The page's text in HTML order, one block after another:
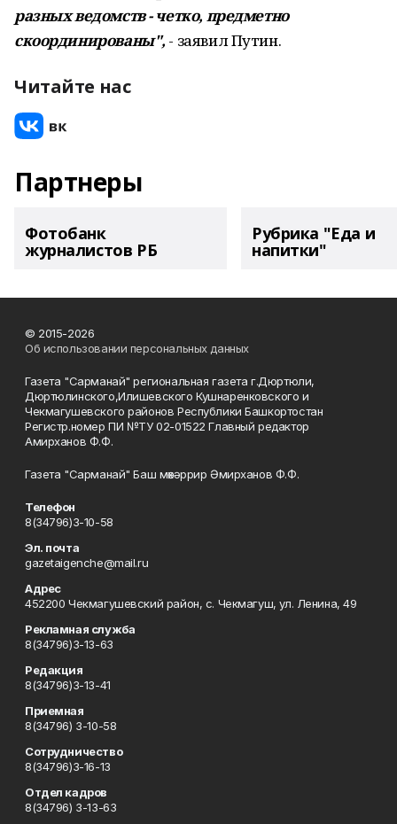
разных ведомств - четко, предметно
скоординированы", - заявил Путин.
Читайте нас
Партнеры
Фотобанк
журналистов РБ
Рубрика "Еда и
напитки"
© 2015-2026
Об использовании персональных данных
Газета "Сарманай" региональная газета г.Дюртюли,
Дюртюлинского,Илишевского Кушнаренковского и
Чекмагушевского районов Республики Башкортостан
Регистр.номер ПИ №ТУ 02-01522 Главный редактор
Амирханов Ф.Ф.
Газета "Сарманай" Баш мөхәррир Әмирханов Ф.Ф.
Телефон
8(34796)3-10-58
Эл. почта
gazetaigenche@mail.ru
Адрес
452200 Чекмагушевский район, с. Чекмагуш, ул. Ленина, 49
Рекламная служба
8(34796)3-13-63
Редакция
8(34796)3-13-41
Приемная
8(34796) 3-10-58
Сотрудничество
8(34796)3-16-13
Отдел кадров
8(34796) 3-13-63